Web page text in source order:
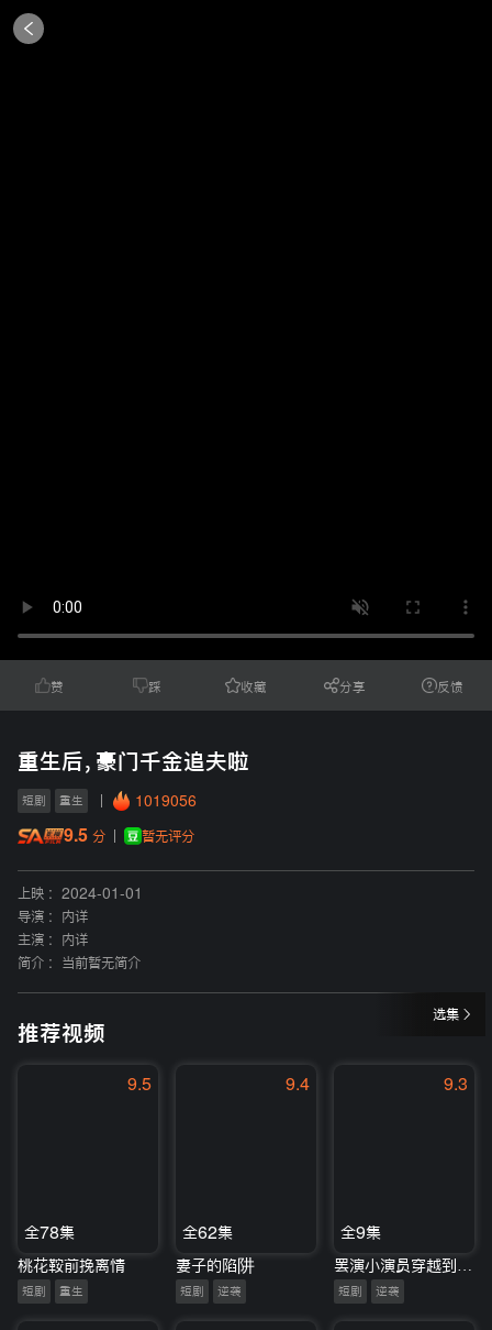
赞 踩 收藏 分享 反馈
重生后，豪门千金追夫啦
短剧 重生 1019056
9.5 分 暂无评分
上映 :
2024-01-01
导演 :
内详
主演 :
内详
简介 :
当前暂无简介
选集
推荐视频
9.5
全78集
桃花鞍前挽离情
短剧 重生
9.4
全62集
妻子的陷阱
短剧 逆袭
9.3
全9集
短剧 逆袭